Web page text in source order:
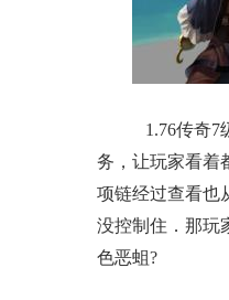
1.76传奇7
务，让玩家看着
项链经过查看也
没控制住．那玩
色恶蛆?